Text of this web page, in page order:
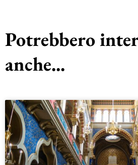
Potrebbero
anche...